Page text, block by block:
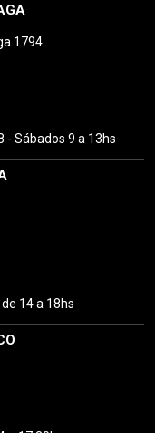
1794
- Sábados 9 a 13hs
14 a 18hs